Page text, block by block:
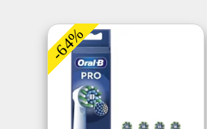
-64%